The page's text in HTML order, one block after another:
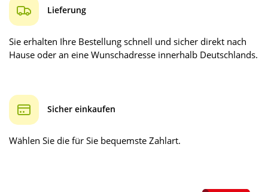
Lieferung
Sie erhalten Ihre Bestellung schnell und sicher direkt nach
Hause oder an eine Wunschadresse innerhalb Deutschlands.
Sicher einkaufen
Wählen Sie die für Sie bequemste Zahlart.